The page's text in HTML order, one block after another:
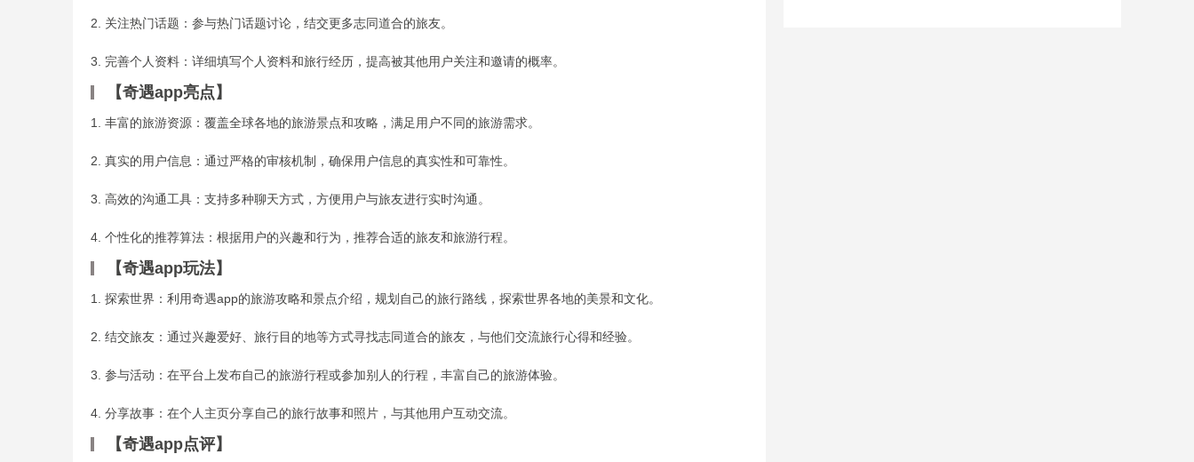
2. 关注热门话题：参与热门话题讨论，结交更多志同道合的旅友。
3. 完善个人资料：详细填写个人资料和旅行经历，提高被其他用户关注和邀请的概率。
【奇遇app亮点】
1. 丰富的旅游资源：覆盖全球各地的旅游景点和攻略，满足用户不同的旅游需求。
2. 真实的用户信息：通过严格的审核机制，确保用户信息的真实性和可靠性。
3. 高效的沟通工具：支持多种聊天方式，方便用户与旅友进行实时沟通。
4. 个性化的推荐算法：根据用户的兴趣和行为，推荐合适的旅友和旅游行程。
【奇遇app玩法】
1. 探索世界：利用奇遇app的旅游攻略和景点介绍，规划自己的旅行路线，探索世界各地的美景和文化。
2. 结交旅友：通过兴趣爱好、旅行目的地等方式寻找志同道合的旅友，与他们交流旅行心得和经验。
3. 参与活动：在平台上发布自己的旅游行程或参加别人的行程，丰富自己的旅游体验。
4. 分享故事：在个人主页分享自己的旅行故事和照片，与其他用户互动交流。
【奇遇app点评】